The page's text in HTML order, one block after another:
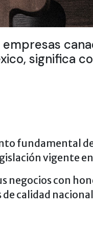
significa
fundamental
vigente
negocios con
calidad